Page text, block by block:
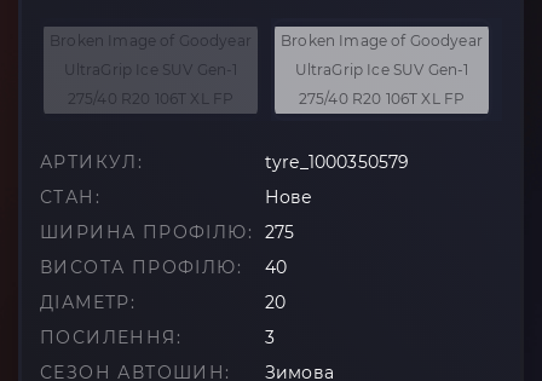
АРТИКУЛ:
tyre_1000350579
СТАН:
Нове
ШИРИНА ПРОФІЛЮ:
275
ВИСОТА ПРОФІЛЮ:
40
ДІАМЕТР:
20
ПОСИЛЕННЯ:
3
СЕЗОН АВТОШИН:
Зимова